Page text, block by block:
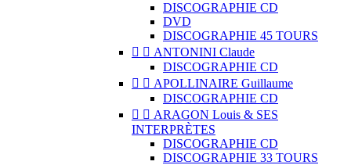
DISCOGRAPHIE CD
DVD
DISCOGRAPHIE 45 TOURS
  ANTONINI Claude
DISCOGRAPHIE CD
  APOLLINAIRE Guillaume
DISCOGRAPHIE CD
  ARAGON Louis & SES
INTERPRÈTES
DISCOGRAPHIE CD
DISCOGRAPHIE 33 TOURS